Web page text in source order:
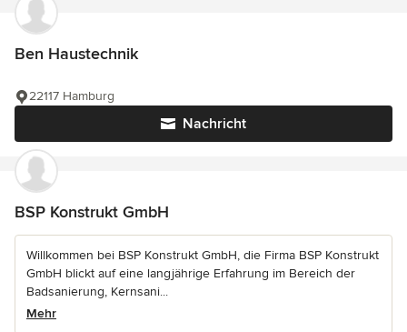
Ben Haustechnik
Nachricht
22117 Hamburg
BSP Konstrukt GmbH
Willkommen bei BSP Konstrukt GmbH, die Firma BSP Konstrukt
GmbH blickt auf eine langjährige Erfahrung im Bereich der
Badsanierung, Kernsani...
Mehr